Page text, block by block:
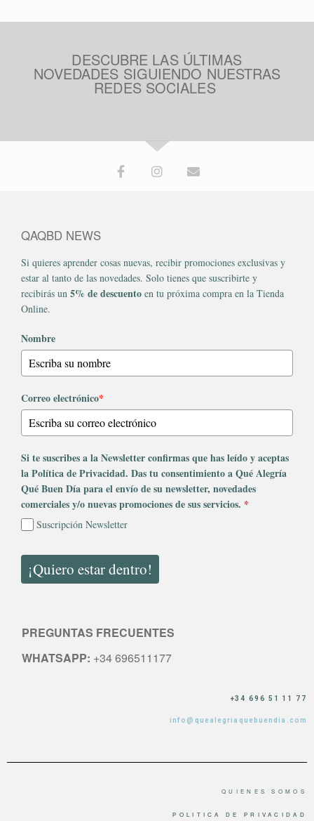
DESCUBRE LAS ÚLTIMAS
NOVEDADES SIGUIENDO NUESTRAS
REDES SOCIALES
QAQBD NEWS
Si quieres aprender cosas nuevas, recibir promociones exclusivas y
estar al tanto de las novedades. Solo tienes que suscribirte y
recibirás un 5% de descuento en tu próxima compra en la Tienda
Online.
Nombre
Correo electrónico*
Si te suscribes a la Newsletter confirmas que has leído y aceptas
la Política de Privacidad. Das tu consentimiento a Qué Alegría
Qué Buen Día para el envío de su newsletter, novedades
comerciales y/o nuevas promociones de sus servicios. *
Suscripción Newsletter
¡Quiero estar dentro!
PREGUNTAS FRECUENTES
WHATSAPP: +34 696511177
+34 696 51 11 77
info@quealegriaquebuendia.com
QUIENES SOMOS
POLITICA DE PRIVACIDAD